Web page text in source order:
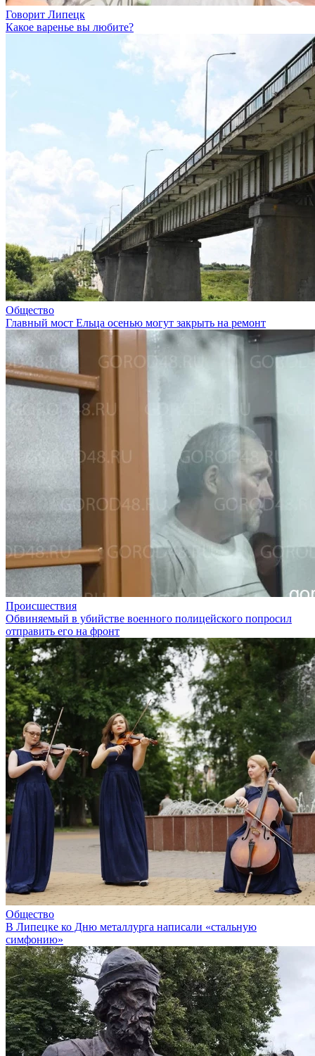
Говорит Липецк
Какое варенье вы любите?
Общество
Главный мост Ельца осенью могут закрыть на ремонт
Происшествия
Обвиняемый в убийстве военного полицейского попросил
отправить его на фронт
Общество
В Липецке ко Дню металлурга написали «стальную
симфонию»